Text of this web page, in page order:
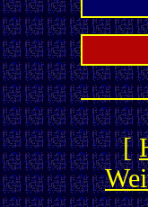
[